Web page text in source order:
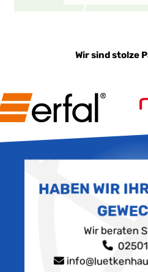
Wir sind stolze
HABEN WIR
Wir beraten